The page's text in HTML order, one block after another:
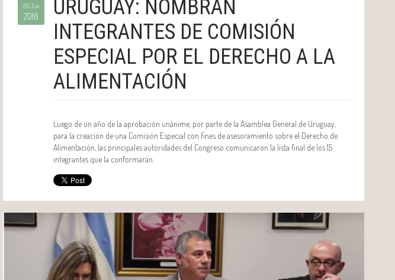
20 Jun
2016
URUGUAY: NOMBRAN
INTEGRANTES DE COMISIÓN
ESPECIAL POR EL DERECHO A LA
ALIMENTACIÓN
Luego de un año de la aprobación unánime, por parte de la Asamblea General de Uruguay,
para la creación de una Comisión Especial con fines de asesoramiento sobre el Derecho de
Alimentación, las principales autoridades del Congreso comunicaron la lista final de los 15
integrantes que la conformarán.